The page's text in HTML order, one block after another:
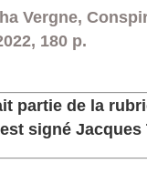
Vergne,
180 p.
partie de la
signé Jacques